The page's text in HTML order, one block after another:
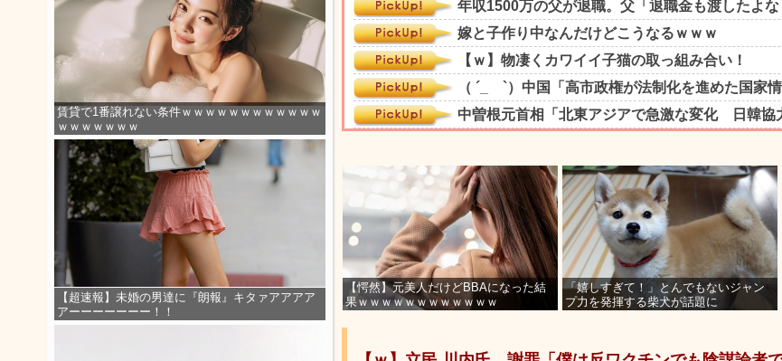
賃貸で1番譲れない条件ｗｗｗｗｗｗｗｗｗｗｗｗ
ｗｗｗｗｗｗｗ
【超速報】未婚の男達に『朗報』キタァアアアア
アーーーーーーー！！
【愕然】元美人だけどBBAになった結
果ｗｗｗｗｗｗｗｗｗｗｗｗ
「嬉しすぎて！」とんでもないジャン
プ力を発揮する柴犬が話題に